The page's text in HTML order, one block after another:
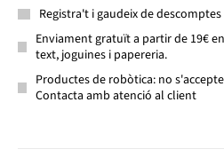
Registra't i gaudeix de
Enviament gratuït a partir de 19€
text, joguines i papereria.
Productes de robòtica: no
Contacta amb atenció al client